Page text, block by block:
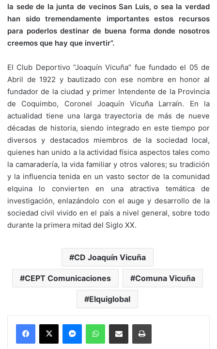
la sede de la junta de vecinos San Luis, o sea la verdad
han sido tremendamente importantes estos recursos
para poderlos destinar de buena forma donde nosotros
creemos que hay que invertir”.
El Club Deportivo “Joaquín Vicuña” fue fundado el 05 de
Abril de 1922 y bautizado con ese nombre en honor al
fundador de la ciudad y primer Intendente de la Provincia
de Coquimbo, Coronel Joaquín Vicuña Larraín. En la
actualidad tiene una larga trayectoria de más de nueve
décadas de historia, siendo integrado en este tiempo por
diversos y destacados miembros de la sociedad local,
quienes han unido a la ac­tividad física aspectos tales como
la camaradería, la vida familiar y otros valores; su tradición
y la influencia tenida en un vasto sector de la comunidad
elquina lo convierten en una atractiva temática de
investigación, enlazándolo con el auge y desarrollo de la
sociedad civil vivido en el país a nivel general, sobre todo
durante la primera mitad del Siglo XX.
CD Joaquín Vicuña
CEPT Comunicaciones Comuna Vicuña
Elquiglobal